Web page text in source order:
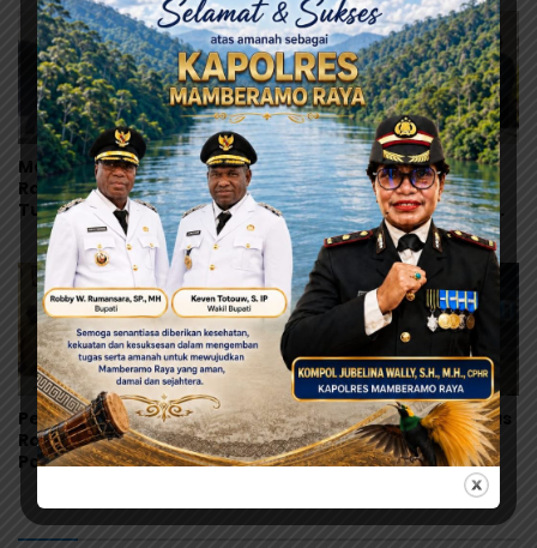
Mahasiswa Mamberamo
Raya Desak Kejati Papua
Tuntaskan Kasus Dugaan
Penyimpangan Dana
Beasiswa Rp.16, 9 Miliar
Robby Rumansara:
Digitalisasi Keuangan
Jadi Kunci Percepatan
Pembangunan
Mamberamo Raya
Pemkab Mamberamo
Raya Gandeng Bank
Papua, Percepat
Keuangan Daerah
Bupati Rumansara Lepas
Kontingen Pramuka
Mamberamo Raya ke
Cibubur